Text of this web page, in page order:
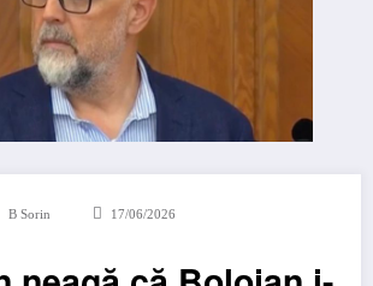
B Sorin 17/06/2026